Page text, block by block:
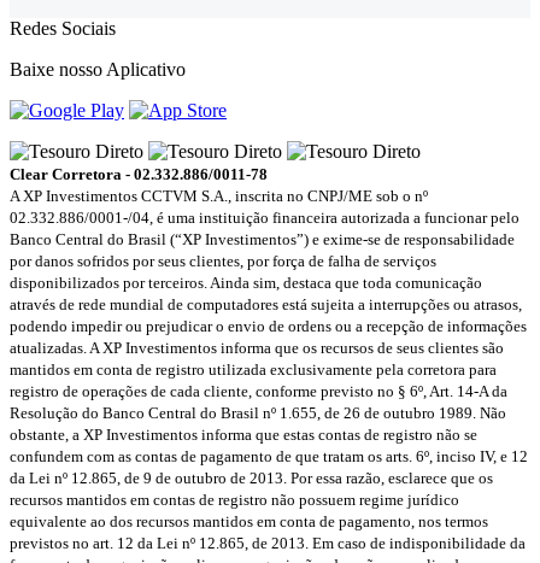
Redes Sociais
Baixe nosso Aplicativo
Clear Corretora - 02.332.886/0011-78
A XP Investimentos CCTVM S.A., inscrita no CNPJ/ME sob o nº
02.332.886/0001-/­04, é uma instituição financeira autorizada a funcionar pelo
Banco Central do Brasil (“XP Investimentos”) e exime-se de responsabilidade
por danos sofridos por seus clientes, por força de falha de serviços
disponibilizados por terceiros. Ainda sim, destaca que toda comunicação
através de rede mundial de computadores está sujeita a interrupções ou atrasos,
podendo impedir ou prejudicar o envio de ordens ou a recepção de informações
atualizadas. A XP Investimentos informa que os recursos de seus clientes são
mantidos em conta de registro utilizada exclusivamente pela corretora para
registro de operações de cada cliente, conforme previsto no § 6º, Art. 14-A da
Resolução do Banco Central do Brasil nº 1.655, de 26 de outubro 1989. Não
obstante, a XP Investimentos informa que estas contas de registro não se
confundem com as contas de pagamento de que tratam os arts. 6º, inciso IV, e 12
da Lei nº 12.865, de 9 de outubro de 2013. Por essa razão, esclarece que os
recursos mantidos em contas de registro não possuem regime jurídico
equivalente ao dos recursos mantidos em conta de pagamento, nos termos
previstos no art. 12 da Lei nº 12.865, de 2013. Em caso de indisponibilidade da